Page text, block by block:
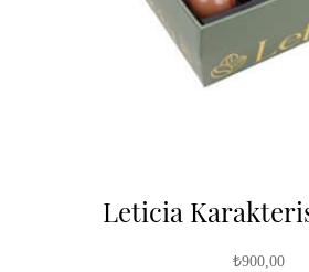
Leticia
₺900,00